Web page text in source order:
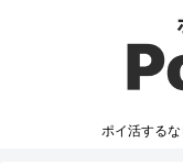
ポイ活する